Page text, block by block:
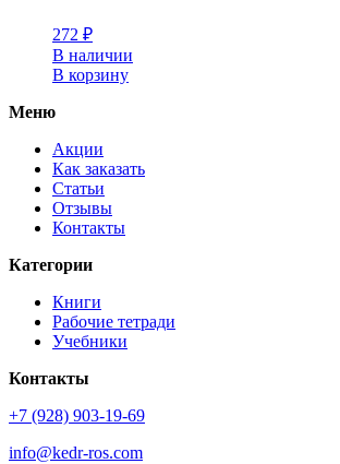
272 ₽
В наличии
В корзину
Меню
Акции
Как заказать
Статьи
Отзывы
Контакты
Категории
Книги
Рабочие тетради
Учебники
Контакты
+7 (928) 903-19-69
info@kedr-ros.com